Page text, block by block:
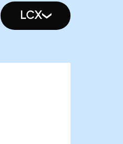
LCX